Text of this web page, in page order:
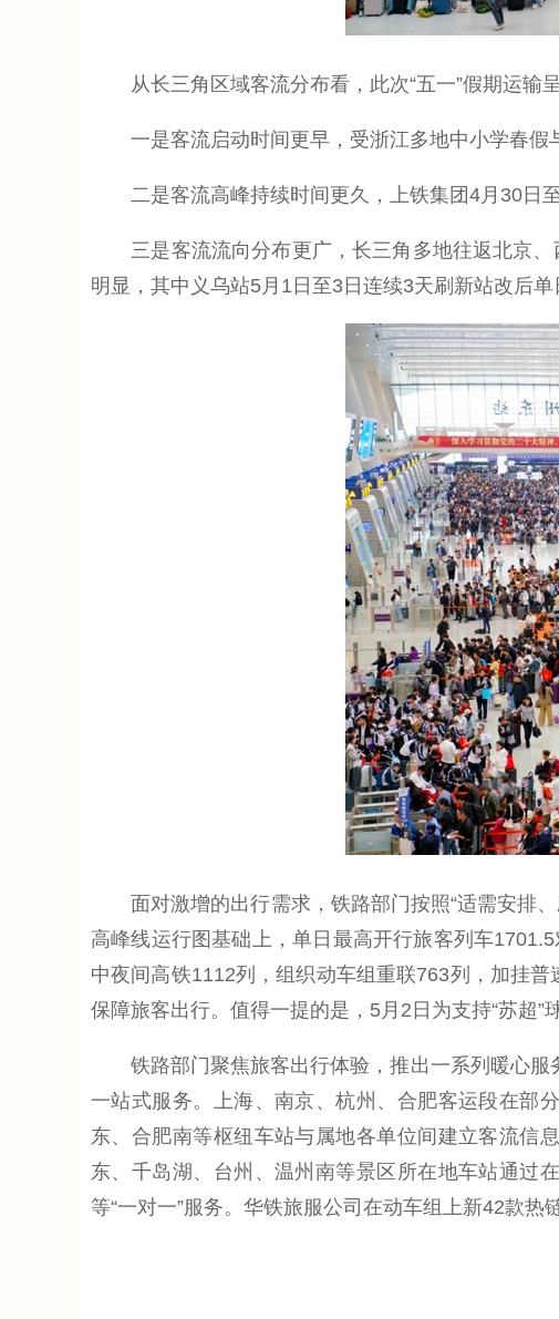
从长三角区域客流分布看，此次“五一”假期运输呈
一是客流启动时间更早，受浙江多地中小学春假与
二是客流高峰持续时间更久，上铁集团4月30日至
三是客流流向分布更广，长三角多地往返北京、
明显，其中义乌站5月1日至3日连续3天刷新站改后
面对激增的出行需求，铁路部门按照“适需安排、
高峰线运行图基础上，单日最高开行旅客列车
中夜间高铁1112列，组织动车组重联763列，加挂
保障旅客出行。值得一提的是，5月2日为支持“苏超
铁路部门聚焦旅客出行体验，推出一系列暖心服
一站式服务。上海、南京、杭州、合肥客运段在部
东、合肥南等枢纽车站与属地各单位间建立客流信
东、千岛湖、台州、温州南等景区所在地车站通过
等“一对一”服务。华铁旅服公司在动车组上新42款